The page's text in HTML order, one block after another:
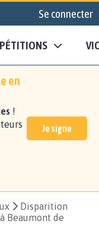
Se connecter
PÉTITIONS
en
!
Je signe
Disparition
Beaumont de